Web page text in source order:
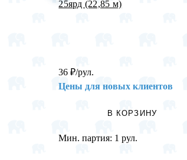
25ярд (22,85 м)
36₽/рул.
Цены для новых клиентов
В КОРЗИНУ
Мин. партия: 1 рул.